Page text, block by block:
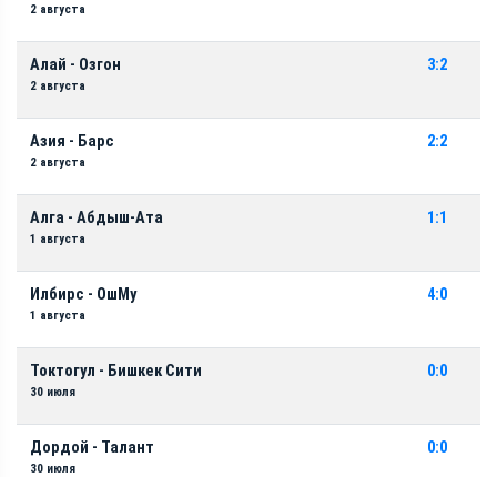
2 августа
Алай - Озгон
2 августа
3:2
Азия - Барс
2 августа
2:2
Алга - Абдыш-Ата
1 августа
1:1
Илбирс - ОшМу
1 августа
4:0
Токтогул - Бишкек Сити
30 июля
0:0
Дордой - Талант
30 июля
0:0